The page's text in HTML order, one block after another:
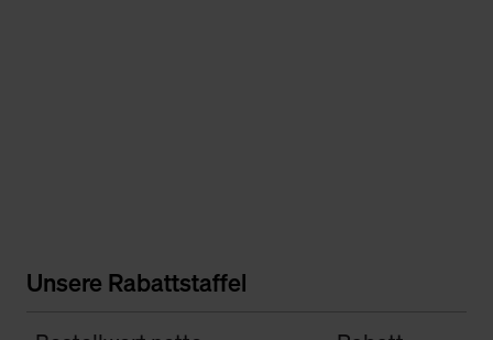
Unsere Rabattstaffel